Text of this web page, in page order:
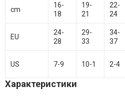
cm
16-
18
19-
21
22-
24
EU
24-
28
29-
33
34-
37
US 7-9 10-1 2-4
Характеристики